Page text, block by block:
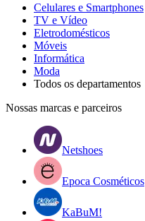
Celulares e Smartphones
TV e Vídeo
Eletrodomésticos
Móveis
Informática
Moda
Todos os departamentos
Nossas marcas e parceiros
Netshoes
Epoca Cosméticos
KaBuM!